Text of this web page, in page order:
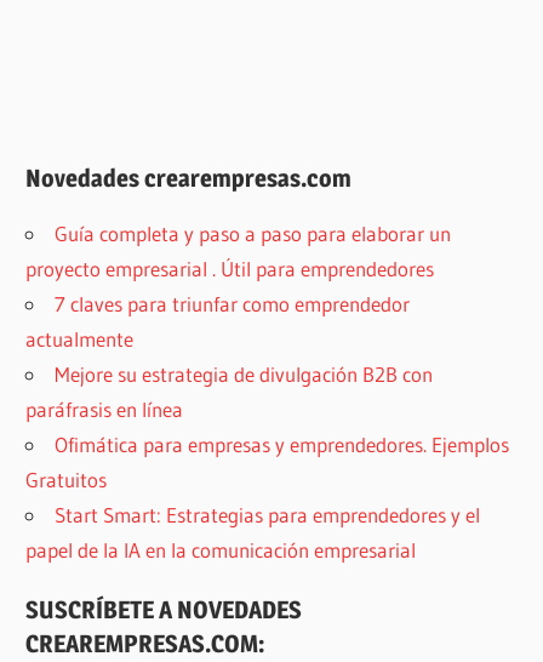
Novedades crearempresas.com
Guía completa y paso a paso para elaborar un
proyecto empresarial . Útil para emprendedores
7 claves para triunfar como emprendedor
actualmente
Mejore su estrategia de divulgación B2B con
paráfrasis en línea
Ofimática para empresas y emprendedores. Ejemplos
Gratuitos
Start Smart: Estrategias para emprendedores y el
papel de la IA en la comunicación empresarial
SUSCRÍBETE A NOVEDADES
CREAREMPRESAS.COM: